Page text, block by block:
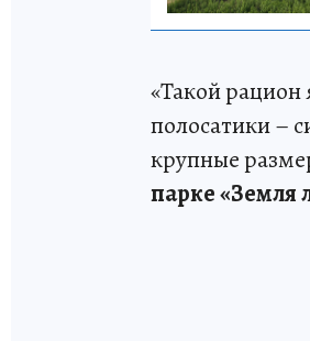
«Такой рацион
полосатики –
крупные
парке «Земля